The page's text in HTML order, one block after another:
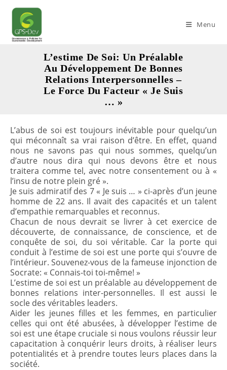
content
Menu
L’estime De Soi: Un Préalable
Au Développement De Bonnes
Relations Interpersonnelles –
Le Force Du Facteur « Je Suis
… »
L’abus de soi est toujours inévitable pour quelqu’un
qui méconnaît sa vrai raison d’être. En effet, quand
nous ne savons pas qui nous sommes, quelqu’un
d’autre nous dira qui nous devons être et nous
traitera comme tel, avec notre consentement ou à «
l’insu de notre plein gré ».
Je suis admiratif des 7 « Je suis … » ci-après d’un jeune
homme de 22 ans. Il avait des capacités et un talent
d’empathie remarquables et reconnus.
Chacun de nous devrait se livrer à cet exercice de
découverte, de connaissance, de conscience, et de
conquête de soi, du soi véritable. Car la porte qui
conduit à l’estime de soi est une porte qui s’ouvre de
l’intérieur. Souvenez-vous de la fameuse injonction de
Socrate: « Connais-toi toi-même! »
L’estime de soi est un préalable au développement de
bonnes relations inter-personnelles. Il est aussi le
socle des véritables leaders.
Aider les jeunes filles et les femmes, en particulier
celles qui ont été abusées, à développer l’estime de
soi est une étape cruciale si nous voulons réussir leur
capacitation à conquérir leurs droits, à réaliser leurs
potentialités et à prendre toutes leurs places dans la
société.